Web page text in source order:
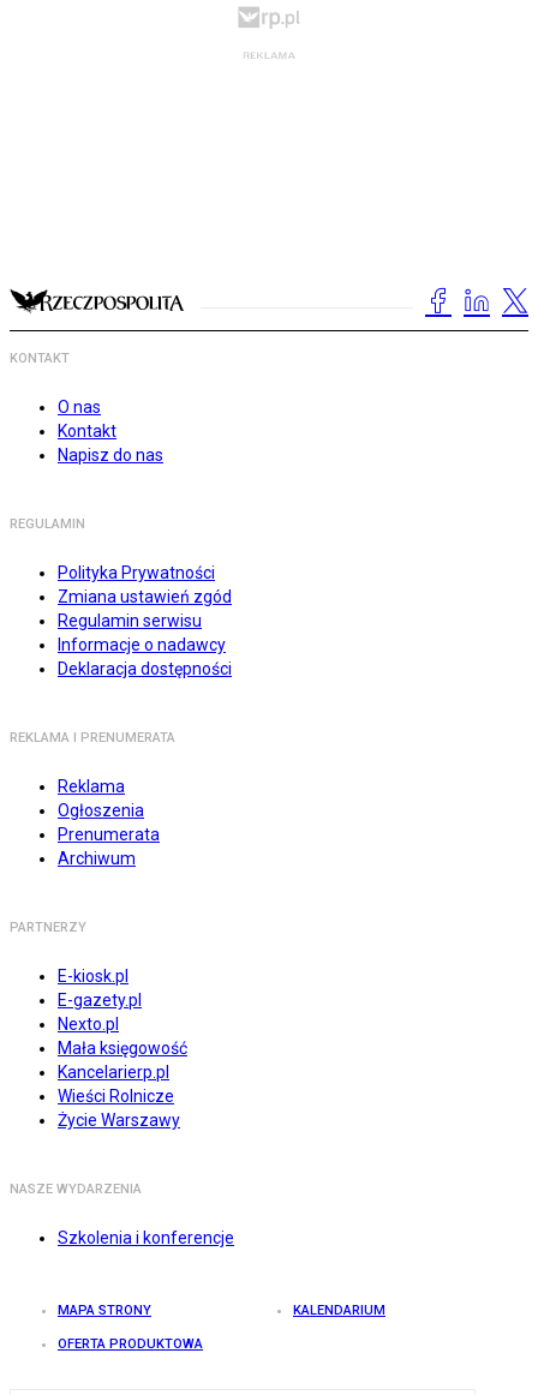
KONTAKT
O nas
Kontakt
Napisz do nas
REGULAMIN
Polityka Prywatności
Zmiana ustawień zgód
Regulamin serwisu
Informacje o nadawcy
Deklaracja dostępności
REKLAMA I PRENUMERATA
Reklama
Ogłoszenia
Prenumerata
Archiwum
PARTNERZY
E-kiosk.pl
E-gazety.pl
Nexto.pl
Mała księgowość
Kancelarierp.pl
Wieści Rolnicze
Życie Warszawy
NASZE WYDARZENIA
Szkolenia i konferencje
MAPA STRONY KALENDARIUM
OFERTA PRODUKTOWA